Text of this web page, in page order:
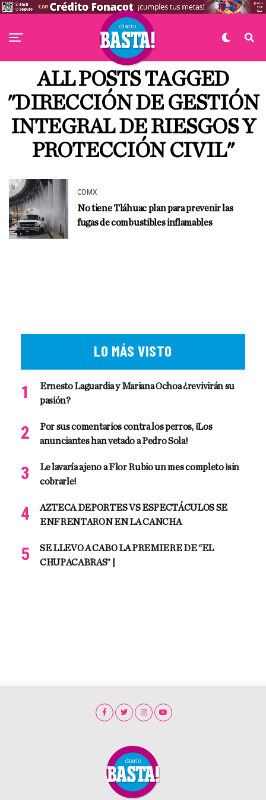
ALL POSTS TAGGED
"DIRECCIÓN DE GESTIÓN
INTEGRAL DE RIESGOS Y
PROTECCIÓN CIVIL"
CDMX
No tiene Tláhuac plan para prevenir las
fugas de combustibles inflamables
LO MÁS VISTO
Ernesto Laguardia y Mariana Ochoa ¿revivirán su
pasión?
Por sus comentarios contra los perros, ¡Los
anunciantes han vetado a Pedro Sola!
Le lavaría ajeno a Flor Rubio un mes completo ¡sin
cobrarle!
AZTECA DEPORTES VS ESPECTÁCULOS SE
ENFRENTARON EN LA CANCHA
SE LLEVO A CABO LA PREMIERE DE “EL
CHUPACABRAS” |